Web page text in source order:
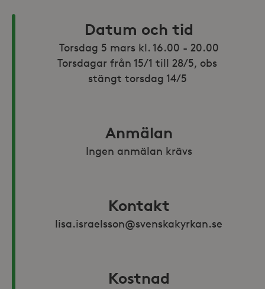
Datum och tid
Torsdag 5 mars kl. 16.00 - 20.00
Torsdagar från 15/1 till 28/5, obs
stängt torsdag 14/5
Anmälan
Ingen anmälan krävs
Kontakt
lisa.israelsson@svenskakyrkan.se
Kostnad